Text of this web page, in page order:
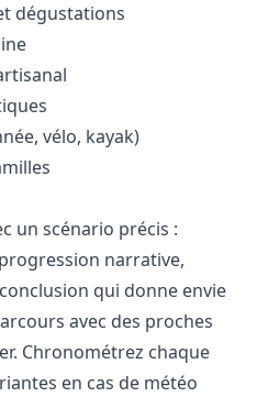
dégustations
vélo, kayak)
un scénario précis :
narrative,
qui donne envie
avec des proches
Chronométrez chaque
en cas de météo